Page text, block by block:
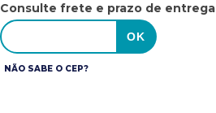
Consulte frete e prazo de entrega
NÃO SABE O CEP?